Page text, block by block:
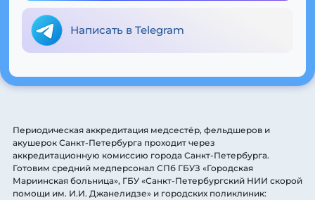
Написать в Telegram
Периодическая аккредитация медсестёр, фельдшеров и
акушерок Санкт-Петербурга проходит через
аккредитационную комиссию города Санкт-Петербурга.
Готовим средний медперсонал СПб ГБУЗ «Городская
Мариинская больница», ГБУ «Санкт-Петербургский НИИ скорой
помощи им. И.И. Джанелидзе» и городских поликлиник: